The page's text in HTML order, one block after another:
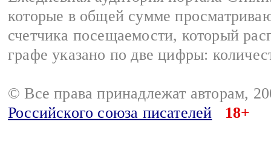
которые в общей сумме
счетчика посещаемости, который
графе указано по две цифры:
© Все права принадлежат авторам,
Российского союза писателей
18+